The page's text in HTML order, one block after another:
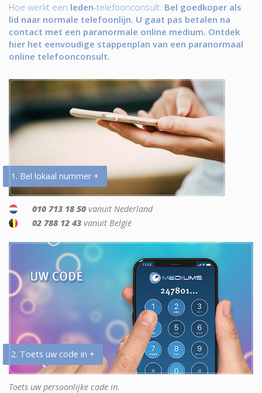
Hoe werkt een leden-telefoonconsult. Bel goedkoper als
lid naar normale telefoonlijn. U gaat pas betalen na
contact met een paranormale online medium. Ontdek
hier het eenvoudige stappenplan van een paranormaal
online telefoonconsult.
1. Bel lokaal nummer +
010 713 18 50 vanuit Nederland
02 788 12 43 vanuit België
2. Toets uw code in +
Toets uw persoonlijke code in.